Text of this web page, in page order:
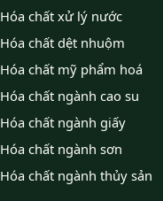
Hóa chất xử lý nước
Hóa chất dệt nhuộm
Hóa chất mỹ phẩm hoá
Hóa chất ngành cao su
Hóa chất ngành giấy
Hóa chất ngành sơn
Hóa chất ngành thủy sản